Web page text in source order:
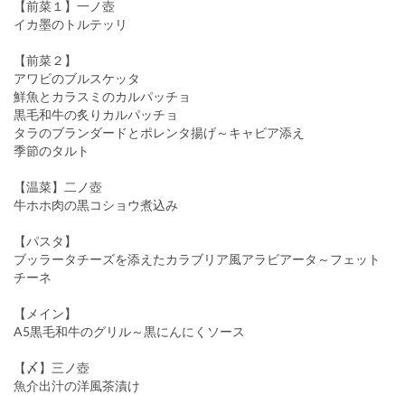
【前菜１】一ノ壺
イカ墨のトルテッリ
【前菜２】
アワビのブルスケッタ
鮮魚とカラスミのカルパッチョ
黒毛和牛の炙りカルパッチョ
タラのブランダードとポレンタ揚げ～キャビア添え
季節のタルト
【温菜】二ノ壺
牛ホホ肉の黒コショウ煮込み
【パスタ】
ブッラータチーズを添えたカラブリア風アラビアータ～フェット
チーネ
【メイン】
A5黒毛和牛のグリル～黒にんにくソース
【〆】三ノ壺
魚介出汁の洋風茶漬け